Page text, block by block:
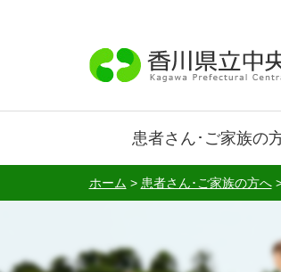
患者さん･ご家族の
ホーム > 患者さん･ご家族の方へ